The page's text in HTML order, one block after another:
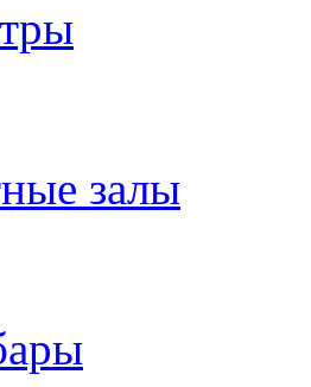
залы